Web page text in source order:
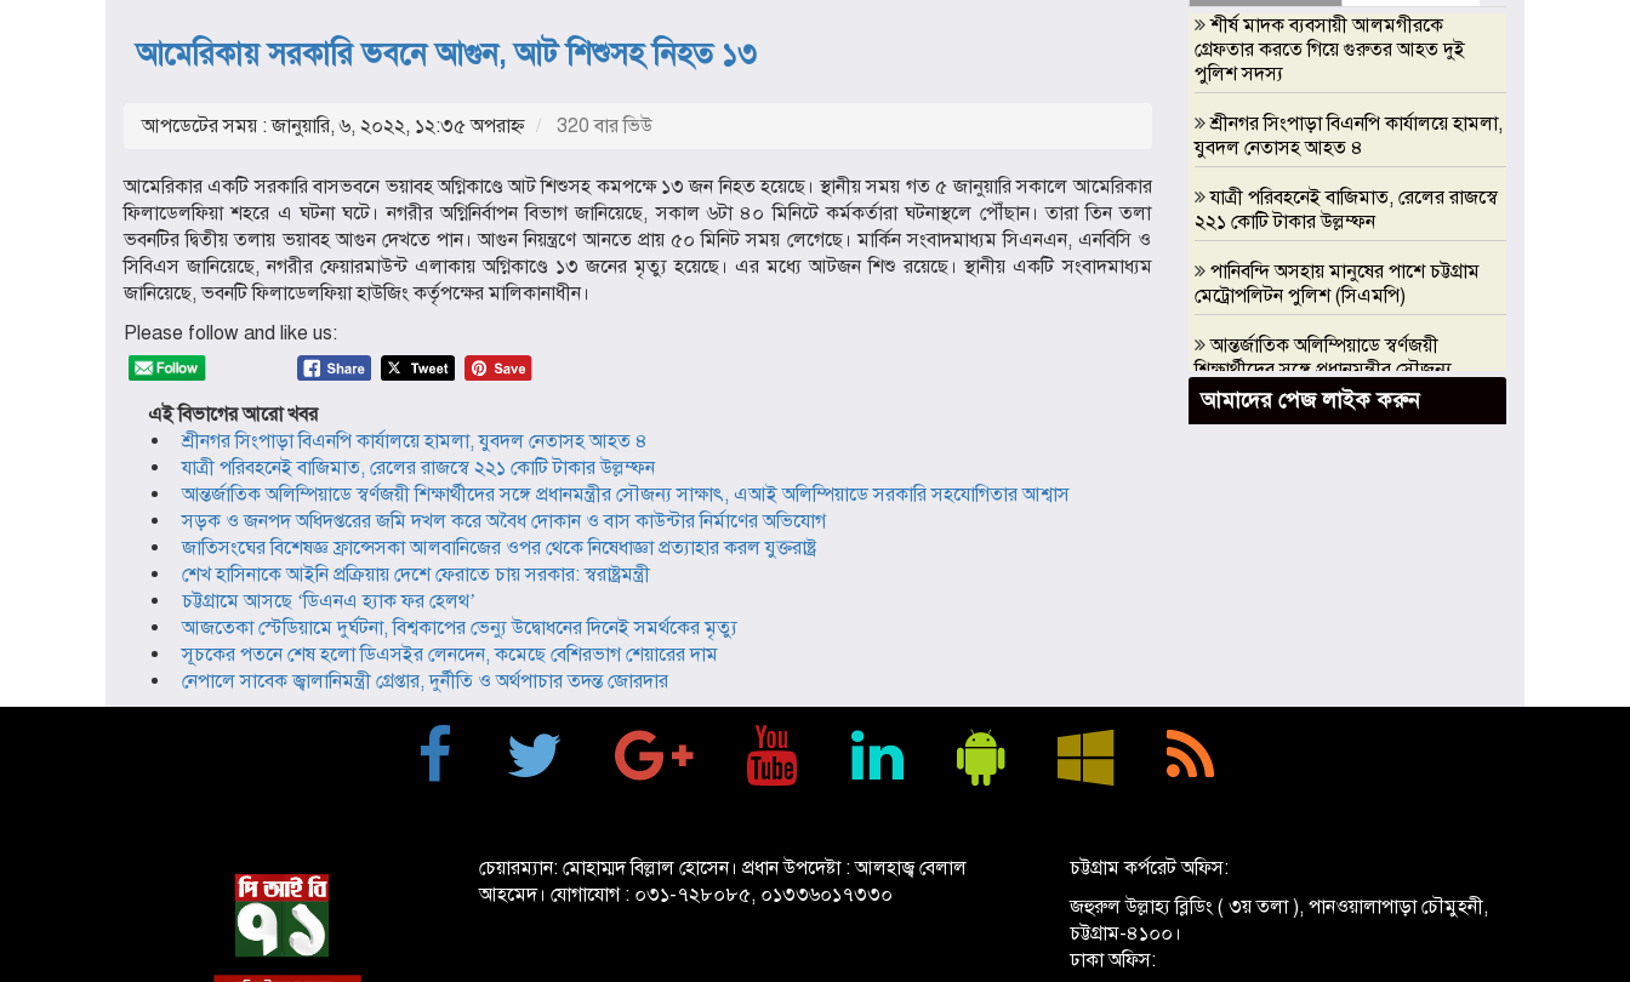
আমেরিকায় সরকারি ভবনে আগুন, আট শিশুসহ নিহত ১৩
আপডেটের সময় : জানুয়ারি, ৬, ২০২২, ১২:৩৫ অপরাহ্ণ 320 বার ভিউ
আমেরিকার একটি সরকারি বাসভবনে ভয়াবহ অগ্নিকাণ্ডে আট শিশুসহ কমপক্ষে ১৩ জন নিহত হয়েছে। স্থানীয় সময় গত ৫ জানুয়ারি সকালে আমেরিকার
ফিলাডেলফিয়া শহরে এ ঘটনা ঘটে। নগরীর অগ্নিনির্বাপন বিভাগ জানিয়েছে, সকাল ৬টা ৪০ মিনিটে কর্মকর্তারা ঘটনাস্থলে পৌঁছান। তারা তিন তলা
ভবনটির দ্বিতীয় তলায় ভয়াবহ আগুন দেখতে পান। আগুন নিয়ন্ত্রণে আনতে প্রায় ৫০ মিনিট সময় লেগেছে। মার্কিন সংবাদমাধ্যম সিএনএন, এনবিসি ও
সিবিএস জানিয়েছে, নগরীর ফেয়ারমাউন্ট এলাকায় অগ্নিকাণ্ডে ১৩ জনের মৃত্যু হয়েছে। এর মধ্যে আটজন শিশু রয়েছে। স্থানীয় একটি সংবাদমাধ্যম
জানিয়েছে, ভবনটি ফিলাডেলফিয়া হাউজিং কর্তৃপক্ষের মালিকানাধীন।
Please follow and like us:
এই বিভাগের আরো খবর
শ্রীনগর সিংপাড়া বিএনপি কার্যালয়ে হামলা, যুবদল নেতাসহ আহত ৪
যাত্রী পরিবহনেই বাজিমাত, রেলের রাজস্বে ২২১ কোটি টাকার উল্লম্ফন
আন্তর্জাতিক অলিম্পিয়াডে স্বর্ণজয়ী শিক্ষার্থীদের সঙ্গে প্রধানমন্ত্রীর সৌজন্য সাক্ষাৎ, এআই অলিম্পিয়াডে সরকারি সহযোগিতার আশ্বাস
সড়ক ও জনপদ অধিদপ্তরের জমি দখল করে অবৈধ দোকান ও বাস কাউন্টার নির্মাণের অভিযোগ
জাতিসংঘের বিশেষজ্ঞ ফ্রান্সেসকা আলবানিজের ওপর থেকে নিষেধাজ্ঞা প্রত্যাহার করল যুক্তরাষ্ট্র
শেখ হাসিনাকে আইনি প্রক্রিয়ায় দেশে ফেরাতে চায় সরকার: স্বরাষ্ট্রমন্ত্রী
চট্টগ্রামে আসছে ‘ডিএনএ হ্যাক ফর হেলথ’
আজতেকা স্টেডিয়ামে দুর্ঘটনা, বিশ্বকাপের ভেন্যু উদ্বোধনের দিনেই সমর্থকের মৃত্যু
সূচকের পতনে শেষ হলো ডিএসইর লেনদেন, কমেছে বেশিরভাগ শেয়ারের দাম
নেপালে সাবেক জ্বালানিমন্ত্রী গ্রেপ্তার, দুর্নীতি ও অর্থপাচার তদন্ত জোরদার
শীর্ষ মাদক ব্যবসায়ী আলমগীরকে
গ্রেফতার করতে গিয়ে গুরুতর আহত দুই
পুলিশ সদস্য
শ্রীনগর সিংপাড়া বিএনপি কার্যালয়ে হামলা,
যুবদল নেতাসহ আহত ৪
যাত্রী পরিবহনেই বাজিমাত, রেলের রাজস্বে
২২১ কোটি টাকার উল্লম্ফন
পানিবন্দি অসহায় মানুষের পাশে চট্টগ্রাম
মেট্রোপলিটন পুলিশ (সিএমপি)
আন্তর্জাতিক অলিম্পিয়াডে স্বর্ণজয়ী
শিক্ষার্থীদের সঙ্গে প্রধানমন্ত্রীর সৌজন্য
সাক্ষাৎ, এআই অলিম্পিয়াডে সরকারি
সহযোগিতার আশ্বাস
অধ্যায়: স্পিকার হাফিজ উদ্দিন আহমদ বীর
বিক্রম
ঘোষিত আ. লীগের কর্মী গ্রেপ্তার
আমাদের পেজ লাইক করুন
চেয়ারম্যান: মোহাম্মদ বিল্লাল হোসেন। প্রধান উপদেষ্টা : আলহাজ্ব বেলাল
আহমেদ। যোগাযোগ : ০৩১-৭২৮০৮৫, ০১৩৩৬০১৭৩৩০
চট্টগ্রাম কর্পরেট অফিস:
জহুরুল উল্লাহ্য ব্লিডিং ( ৩য় তলা ), পানওয়ালাপাড়া চৌমুহনী,
চট্টগ্রাম-৪১০০।
ঢাকা অফিস: